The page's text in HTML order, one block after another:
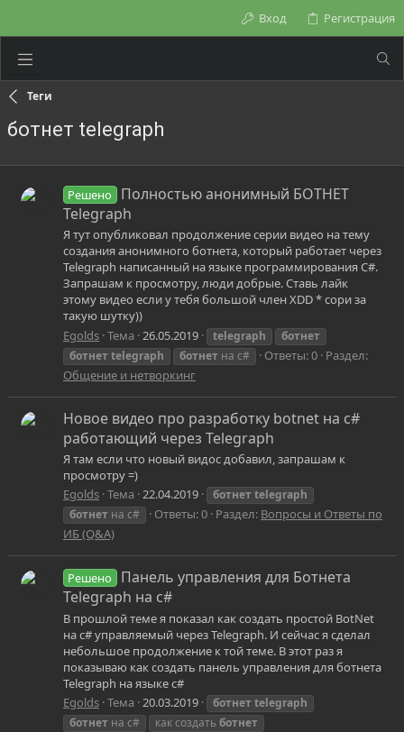
Вход Регистрация
Теги
ботнет telegraph
Решено
Полностью анонимный БОТНЕТ
Telegraph
Я тут опубликовал продолжение серии видео на тему
создания анонимного ботнета, который работает через
Telegraph написанный на языке программирования C#.
Запрашам к просмотру, люди добрые. Ставь лайк
этому видео если у тебя большой член XDD * сори за
такую шутку))
Egolds Тема 26.05.2019 telegraph
ботнет
ботнетtelegraph ботнет на c# Ответы: 0 Раздел:
Общение и нетворкинг
Новое видео про разработку botnet на c#
работающий через Telegraph
Я там если что новый видос добавил, запрашам к
просмотру =)
Egolds Тема 22.04.2019 ботнетtelegraph
ботнет на c# Ответы: 0 Раздел: Вопросы и Ответы по
ИБ (Q&A)
Решено
Панель управления для Ботнета
Telegraph на c#
В прошлой теме я показал как создать простой BotNet
на c# управляемый через Telegraph. И сейчас я сделал
небольшое продолжение к той теме. В этот раз я
показываю как создать панель управления для ботнета
Telegraph на языке c#
Egolds Тема 20.03.2019 ботнетtelegraph
ботнет на c# как создатьботнет